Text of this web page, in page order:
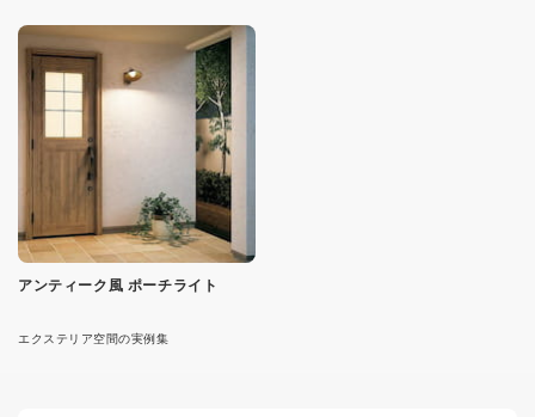
アンティーク風 ポーチライト
エクステリア空間の実例集